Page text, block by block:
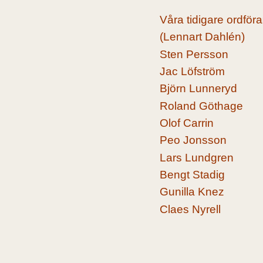
Våra tidigare
(Lennart Dahlén)
Sten Persson
Jac Löfström
Björn Lunneryd
Roland Göthage
Olof Carrin
Peo Jonsson
Lars Lundgren
Bengt Stadig
Gunilla Knez
Claes Nyrell